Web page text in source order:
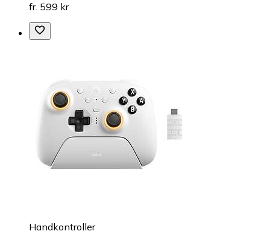
fr. 599 kr
Handkontroller